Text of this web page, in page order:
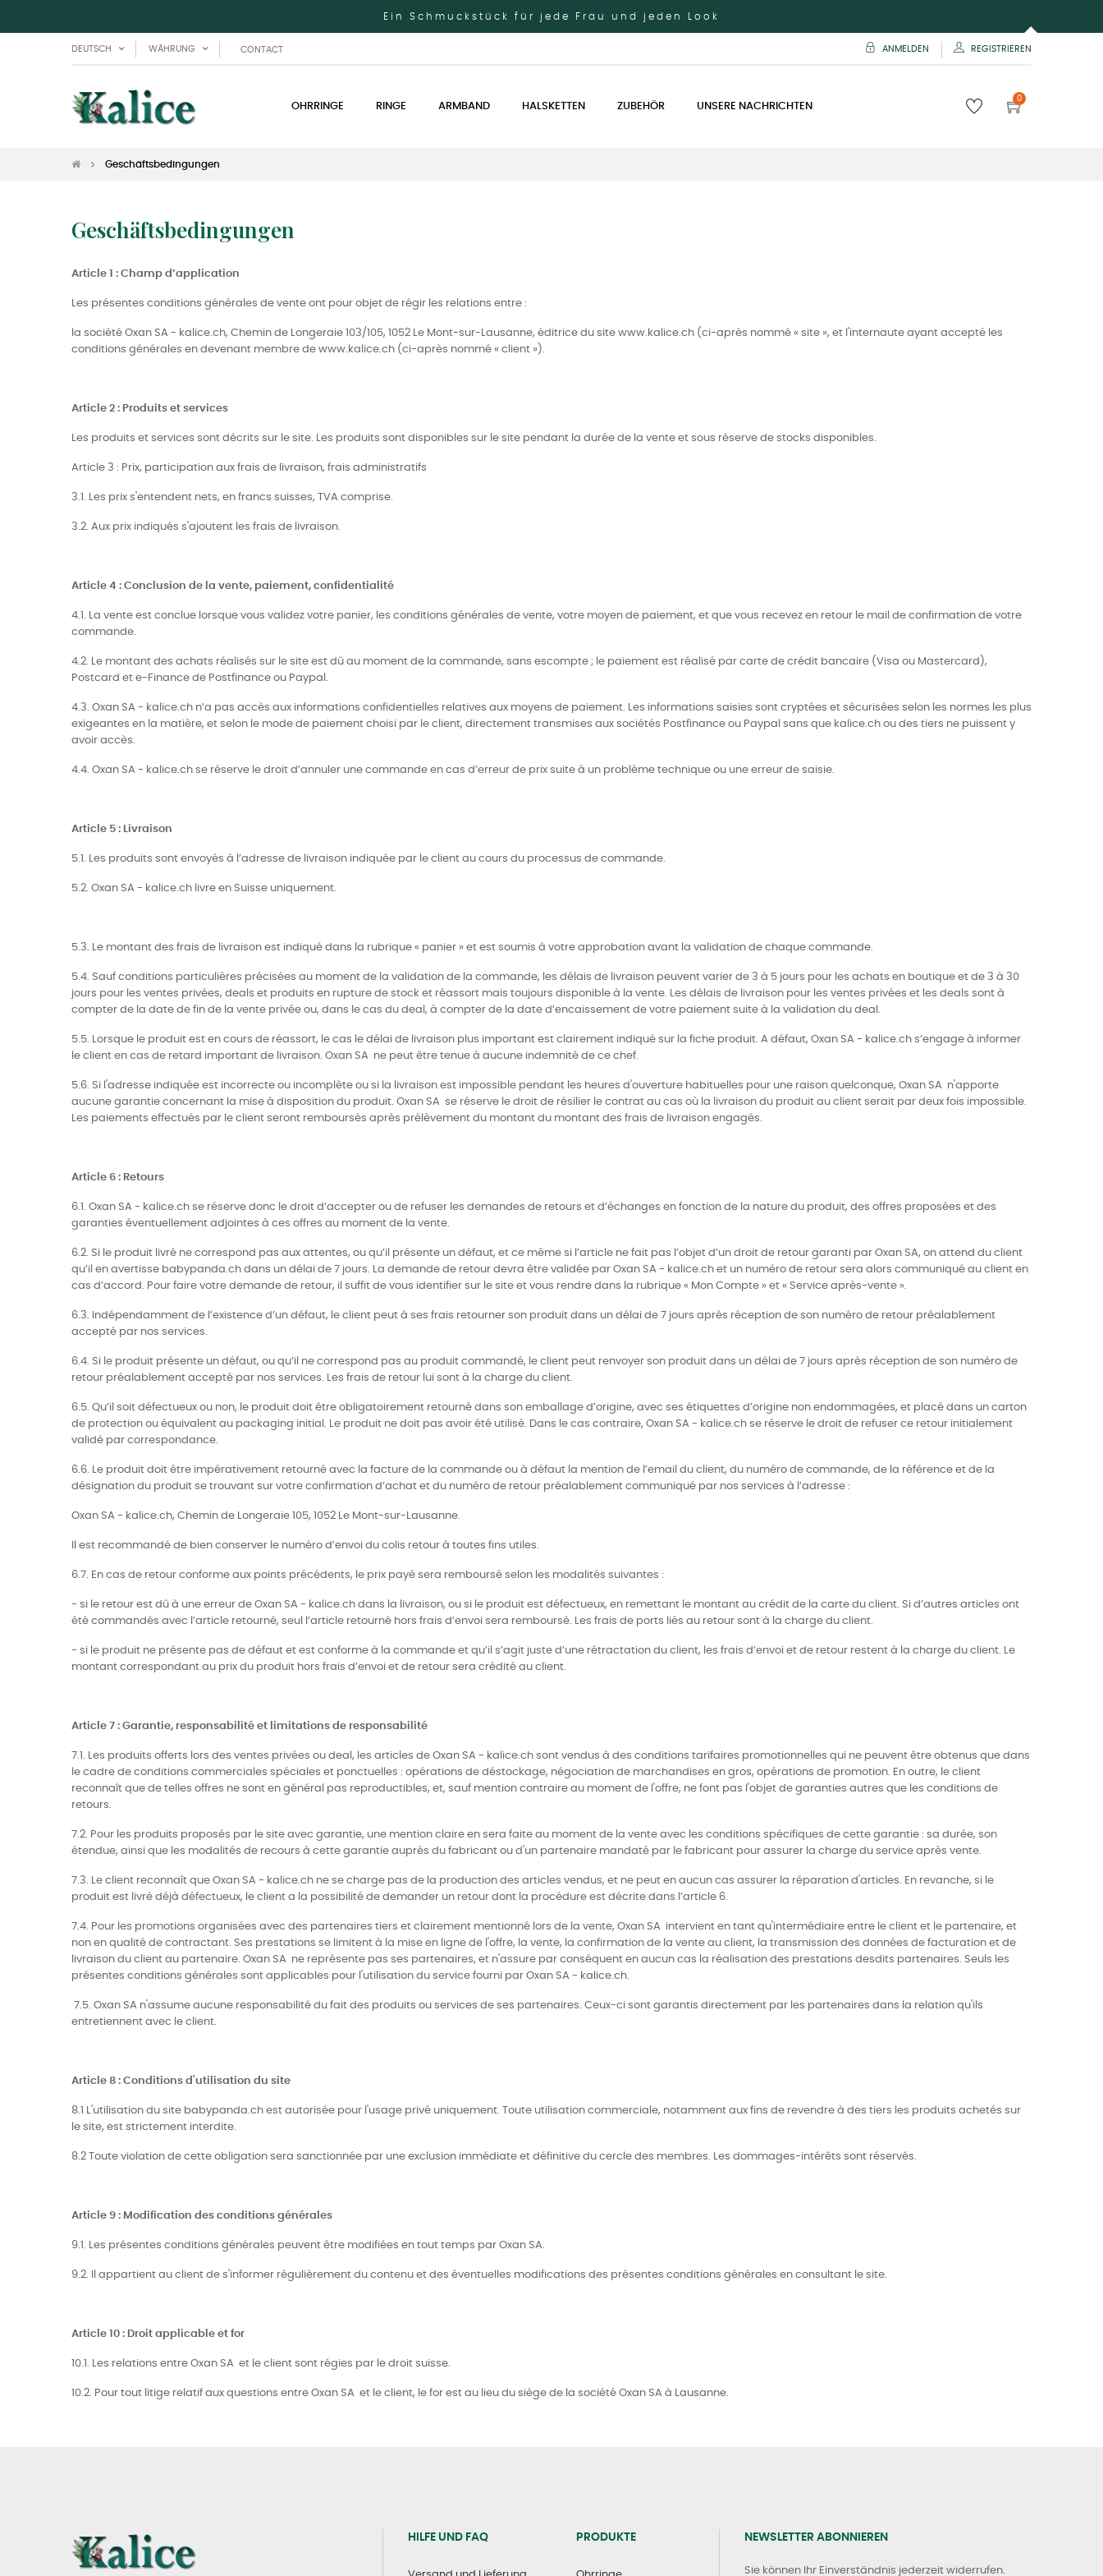
Ein Schmuckstück für jede Frau und jeden Look
DEUTSCH WÄHRUNG CONTACT ANMELDEN REGISTRIEREN
OHRRINGE RINGE ARMBAND HALSKETTEN ZUBEHÖR UNSERE NACHRICHTEN
0
Geschäftsbedingungen
Geschäftsbedingungen
Article 1 : Champ d’application
Les présentes conditions générales de vente ont pour objet de régir les relations entre :
la société Oxan SA - kalice.ch, Chemin de Longeraie 103/105, 1052 Le Mont-sur-Lausanne, éditrice du site www.kalice.ch (ci-après nommé « site », et l'internaute ayant accepté les
conditions générales en devenant membre de www.kalice.ch (ci-après nommé « client »).
Article 2 : Produits et services
Les produits et services sont décrits sur le site. Les produits sont disponibles sur le site pendant la durée de la vente et sous réserve de stocks disponibles.
Article 3 : Prix, participation aux frais de livraison, frais administratifs
3.1. Les prix s'entendent nets, en francs suisses, TVA comprise.
3.2. Aux prix indiqués s'ajoutent les frais de livraison.
Article 4 : Conclusion de la vente, paiement, confidentialité
4.1. La vente est conclue lorsque vous validez votre panier, les conditions générales de vente, votre moyen de paiement, et que vous recevez en retour le mail de confirmation de votre
commande.
4.2. Le montant des achats réalisés sur le site est dû au moment de la commande, sans escompte ; le paiement est réalisé par carte de crédit bancaire (Visa ou Mastercard),
Postcard et e-Finance de Postfinance ou Paypal.
4.3. Oxan SA - kalice.ch n’a pas accès aux informations confidentielles relatives aux moyens de paiement. Les informations saisies sont cryptées et sécurisées selon les normes les plus
exigeantes en la matière, et selon le mode de paiement choisi par le client, directement transmises aux sociétés Postfinance ou Paypal sans que kalice.ch ou des tiers ne puissent y
avoir accès.
4.4. Oxan SA - kalice.ch se réserve le droit d’annuler une commande en cas d’erreur de prix suite à un problème technique ou une erreur de saisie.
Article 5 : Livraison
5.1. Les produits sont envoyés à l’adresse de livraison indiquée par le client au cours du processus de commande.
5.2. Oxan SA - kalice.ch livre en Suisse uniquement.
5.3. Le montant des frais de livraison est indiqué dans la rubrique « panier » et est soumis à votre approbation avant la validation de chaque commande.
5.4. Sauf conditions particulières précisées au moment de la validation de la commande, les délais de livraison peuvent varier de 3 à 5 jours pour les achats en boutique et de 3 à 30
jours pour les ventes privées, deals et produits en rupture de stock et réassort mais toujours disponible à la vente. Les délais de livraison pour les ventes privées et les deals sont à
compter de la date de fin de la vente privée ou, dans le cas du deal, à compter de la date d’encaissement de votre paiement suite à la validation du deal.
5.5. Lorsque le produit est en cours de réassort, le cas le délai de livraison plus important est clairement indiqué sur la fiche produit. A défaut, Oxan SA - kalice.ch s’engage à informer
le client en cas de retard important de livraison. Oxan SA ne peut être tenue à aucune indemnité de ce chef.
5.6. Si l'adresse indiquée est incorrecte ou incomplète ou si la livraison est impossible pendant les heures d'ouverture habituelles pour une raison quelconque, Oxan SA n'apporte
aucune garantie concernant la mise à disposition du produit. Oxan SA se réserve le droit de résilier le contrat au cas où la livraison du produit au client serait par deux fois impossible.
Les paiements effectués par le client seront remboursés après prélèvement du montant du montant des frais de livraison engagés.
Article 6 : Retours
6.1. Oxan SA - kalice.ch se réserve donc le droit d’accepter ou de refuser les demandes de retours et d’échanges en fonction de la nature du produit, des offres proposées et des
garanties éventuellement adjointes à ces offres au moment de la vente.
6.2. Si le produit livré ne correspond pas aux attentes, ou qu’il présente un défaut, et ce même si l’article ne fait pas l’objet d’un droit de retour garanti par Oxan SA, on attend du client
qu’il en avertisse babypanda.ch dans un délai de 7 jours. La demande de retour devra être validée par Oxan SA - kalice.ch et un numéro de retour sera alors communiqué au client en
cas d’accord. Pour faire votre demande de retour, il suffit de vous identifier sur le site et vous rendre dans la rubrique « Mon Compte » et « Service après-vente ».
6.3. Indépendamment de l’existence d’un défaut, le client peut à ses frais retourner son produit dans un délai de 7 jours après réception de son numéro de retour préalablement
accepté par nos services.
6.4. Si le produit présente un défaut, ou qu’il ne correspond pas au produit commandé, le client peut renvoyer son produit dans un délai de 7 jours après réception de son numéro de
retour préalablement accepté par nos services. Les frais de retour lui sont à la charge du client.
6.5. Qu’il soit défectueux ou non, le produit doit être obligatoirement retourné dans son emballage d’origine, avec ses étiquettes d’origine non endommagées, et placé dans un carton
de protection ou équivalent au packaging initial. Le produit ne doit pas avoir été utilisé. Dans le cas contraire, Oxan SA - kalice.ch se réserve le droit de refuser ce retour initialement
validé par correspondance.
6.6. Le produit doit être impérativement retourné avec la facture de la commande ou à défaut la mention de l’email du client, du numéro de commande, de la référence et de la
désignation du produit se trouvant sur votre confirmation d’achat et du numéro de retour préalablement communiqué par nos services à l’adresse :
Oxan SA - kalice.ch, Chemin de Longeraie 105, 1052 Le Mont-sur-Lausanne.
Il est recommandé de bien conserver le numéro d’envoi du colis retour à toutes fins utiles.
6.7. En cas de retour conforme aux points précédents, le prix payé sera remboursé selon les modalités suivantes :
- si le retour est dû à une erreur de Oxan SA - kalice.ch dans la livraison, ou si le produit est défectueux, en remettant le montant au crédit de la carte du client. Si d’autres articles ont
été commandés avec l’article retourné, seul l’article retourné hors frais d’envoi sera remboursé. Les frais de ports liés au retour sont à la charge du client.
- si le produit ne présente pas de défaut et est conforme à la commande et qu’il s’agit juste d’une rétractation du client, les frais d’envoi et de retour restent à la charge du client. Le
montant correspondant au prix du produit hors frais d’envoi et de retour sera crédité au client.
Article 7 : Garantie, responsabilité et limitations de responsabilité
7.1. Les produits offerts lors des ventes privées ou deal, les articles de Oxan SA - kalice.ch sont vendus à des conditions tarifaires promotionnelles qui ne peuvent être obtenus que dans
le cadre de conditions commerciales spéciales et ponctuelles : opérations de déstockage, négociation de marchandises en gros, opérations de promotion. En outre, le client
reconnaît que de telles offres ne sont en général pas reproductibles, et, sauf mention contraire au moment de l'offre, ne font pas l'objet de garanties autres que les conditions de
retours.
7.2. Pour les produits proposés par le site avec garantie, une mention claire en sera faite au moment de la vente avec les conditions spécifiques de cette garantie : sa durée, son
étendue, ainsi que les modalités de recours à cette garantie auprès du fabricant ou d'un partenaire mandaté par le fabricant pour assurer la charge du service après vente.
7.3. Le client reconnaît que Oxan SA - kalice.ch ne se charge pas de la production des articles vendus, et ne peut en aucun cas assurer la réparation d'articles. En revanche, si le
produit est livré déjà défectueux, le client a la possibilité de demander un retour dont la procédure est décrite dans l’article 6.
7.4. Pour les promotions organisées avec des partenaires tiers et clairement mentionné lors de la vente, Oxan SA intervient en tant qu'intermédiaire entre le client et le partenaire, et
non en qualité de contractant. Ses prestations se limitent à la mise en ligne de l'offre, la vente, la confirmation de la vente au client, la transmission des données de facturation et de
livraison du client au partenaire. Oxan SA ne représente pas ses partenaires, et n'assure par conséquent en aucun cas la réalisation des prestations desdits partenaires. Seuls les
présentes conditions générales sont applicables pour l'utilisation du service fourni par Oxan SA - kalice.ch.
7.5. Oxan SA n'assume aucune responsabilité du fait des produits ou services de ses partenaires. Ceux-ci sont garantis directement par les partenaires dans la relation qu'ils
entretiennent avec le client.
Article 8 : Conditions d'utilisation du site
8.1 L'utilisation du site babypanda.ch est autorisée pour l'usage privé uniquement. Toute utilisation commerciale, notamment aux fins de revendre à des tiers les produits achetés sur
le site, est strictement interdite.
8.2 Toute violation de cette obligation sera sanctionnée par une exclusion immédiate et définitive du cercle des membres. Les dommages-intérêts sont réservés.
Article 9 : Modification des conditions générales
9.1. Les présentes conditions générales peuvent être modifiées en tout temps par Oxan SA.
9.2. Il appartient au client de s'informer régulièrement du contenu et des éventuelles modifications des présentes conditions générales en consultant le site.
Article 10 : Droit applicable et for
10.1. Les relations entre Oxan SA et le client sont régies par le droit suisse.
10.2. Pour tout litige relatif aux questions entre Oxan SA et le client, le for est au lieu du siège de la société Oxan SA à Lausanne.
HILFE UND FAQ PRODUKTE NEWSLETTER ABONNIEREN
Sie können Ihr Einverständnis jederzeit widerrufen.